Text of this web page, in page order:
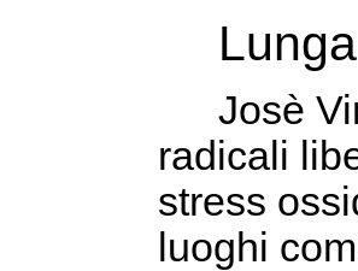
Josè
radicali
stress
luoghi